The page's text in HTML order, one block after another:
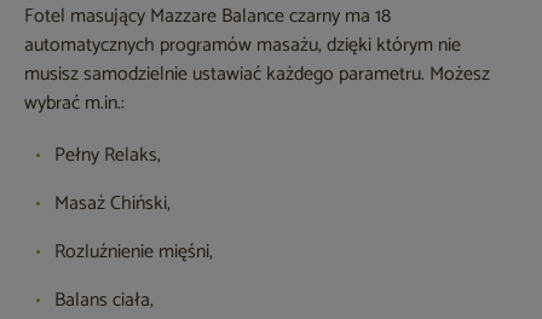
Fotel masujący Mazzare Balance czarny ma 18
automatycznych programów masażu, dzięki którym nie
musisz samodzielnie ustawiać każdego parametru. Możesz
wybrać m.in.:
Pełny Relaks,
Masaż Chiński,
Rozluźnienie mięśni,
Balans ciała,